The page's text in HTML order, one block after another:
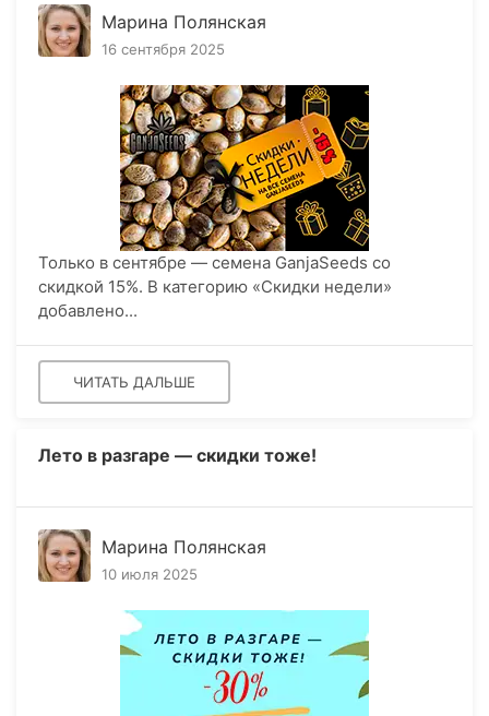
Марина Полянская
16 сентября 2025
Только в сентябре — семена GanjaSeeds со
скидкой 15%. В категорию «Скидки недели»
добавлено...
ЧИТАТЬ ДАЛЬШЕ
Лето в разгаре — скидки тоже!
Марина Полянская
10 июля 2025